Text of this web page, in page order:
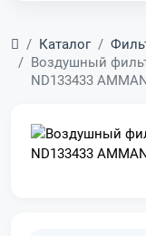
Главная
Каталог
Воздушный
ND133433